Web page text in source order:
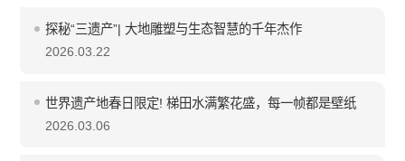
探秘“三遗产”| 大地雕塑与生态智慧的千年杰作
2026.03.22
世界遗产地春日限定! 梯田水满繁花盛，每一帧都是壁纸
2026.03.06